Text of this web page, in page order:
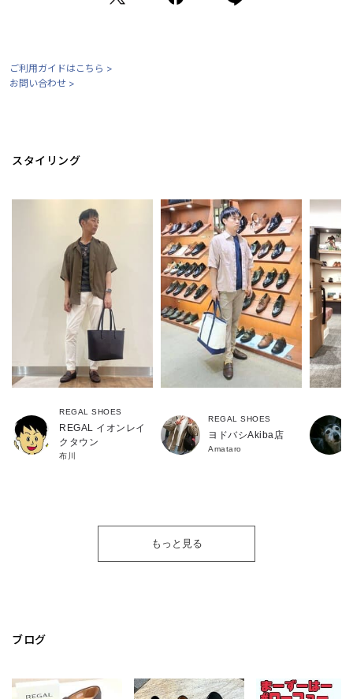
ご利用ガイドはこちら >
お問い合わせ >
スタイリング
REGAL SHOES
REGAL イオンレイ
クタウン
布川
REGAL SHOES
ヨドバシAkiba店
Amataro
もっと見る
ブログ